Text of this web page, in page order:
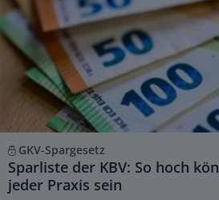
GKV-Spargesetz
Sparliste der KBV: So hoch
jeder Praxis sein